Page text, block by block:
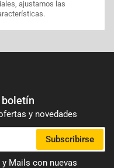
ajustamos las
y novedades
Subscribirse
Mails con nuevas